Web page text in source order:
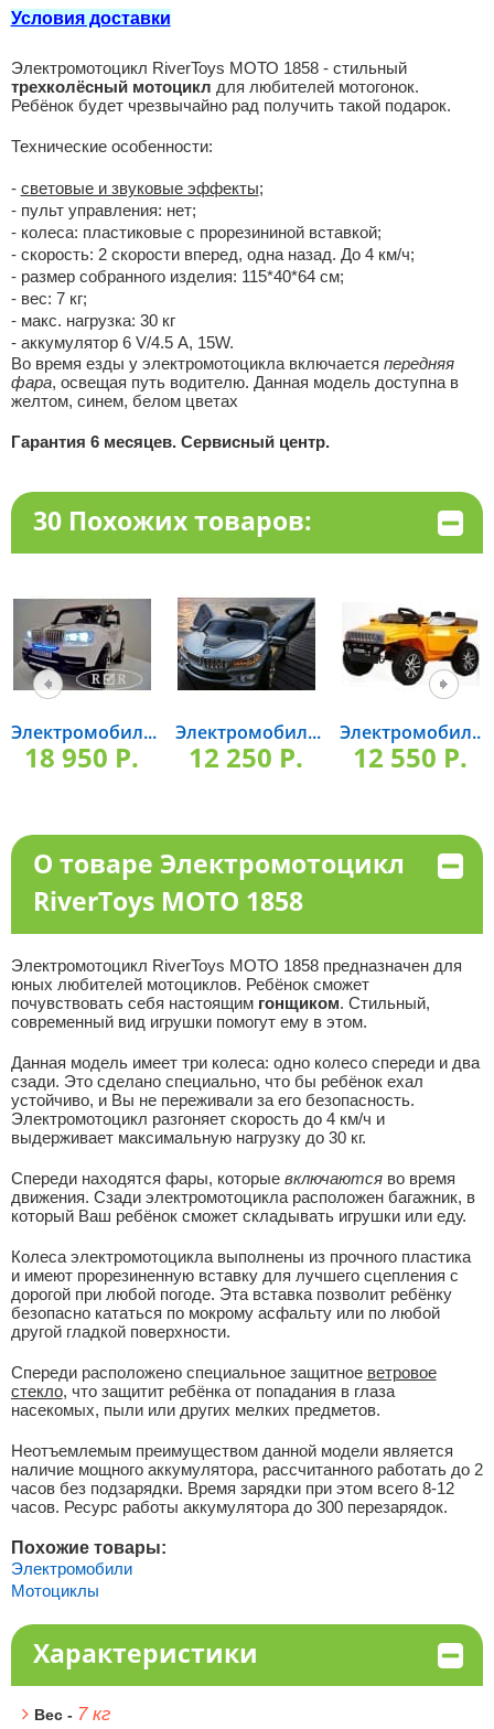
Условия доставки
Электромотоцикл RiverToys МОТО 1858 - стильный
трехколёсный мотоцикл для любителей мотогонок.
Ребёнок будет чрезвычайно рад получить такой подарок.
Технические особенности:
- световые и звуковые эффекты;
- пульт управления: нет;
- колеса: пластиковые с прорезининой вставкой;
- скорость: 2 скорости вперед, одна назад. До 4 км/ч;
- размер собранного изделия: 115*40*64 см;
- вес: 7 кг;
- макс. нагрузка: 30 кг
- аккумулятор 6 V/4.5 А, 15W.
Во время езды у электромотоцикла включается передняя
фара, освещая путь водителю. Данная модель доступна в
желтом, синем, белом цветах
Гарантия 6 месяцев. Сервисный центр.
30 Похожих товаров:
Электромобил...
18 950 P.
Электромобил...
12 250 P.
Электромобил...
12 550 P.
О товаре Электромотоцикл
RiverToys МОТО 1858
Электромотоцикл RiverToys МОТО 1858 предназначен для
юных любителей мотоциклов. Ребёнок сможет
почувствовать себя настоящим гонщиком. Стильный,
современный вид игрушки помогут ему в этом.
Данная модель имеет три колеса: одно колесо спереди и два
сзади. Это сделано специально, что бы ребёнок ехал
устойчиво, и Вы не переживали за его безопасность.
Электромотоцикл разгоняет скорость до 4 км/ч и
выдерживает максимальную нагрузку до 30 кг.
Спереди находятся фары, которые включаютсяво время
движения. Сзади электромотоцикла расположен багажник, в
который Ваш ребёнок сможет складывать игрушки или еду.
Колеса электромотоцикла выполнены из прочного пластика
и имеют прорезиненную вставку для лучшего сцепления с
дорогой при любой погоде. Эта вставка позволит ребёнку
безопасно кататься по мокрому асфальту или по любой
другой гладкой поверхности.
Спереди расположено специальное защитное ветровое
стекло, что защитит ребёнка от попадания в глаза
насекомых, пыли или других мелких предметов.
Неотъемлемым преимуществом данной модели является
наличие мощного аккумулятора, рассчитанного работать до 2
часов без подзарядки. Время зарядки при этом всего 8-12
часов. Ресурс работы аккумулятора до 300 перезарядок.
Похожие товары:
Электромобили
Мотоциклы
Характеристики
Вес - 7 кг